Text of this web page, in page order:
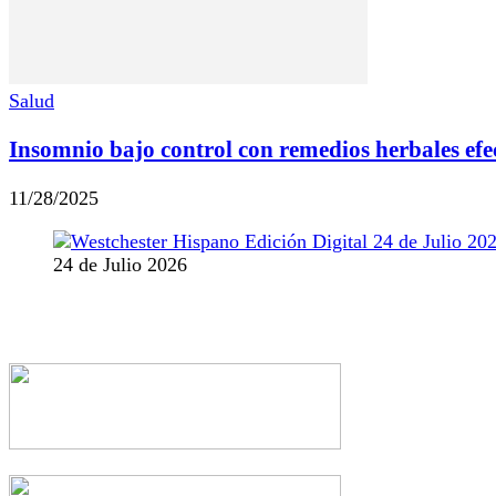
Salud
Insomnio bajo control con remedios herbales
11/28/2025
24 de Julio 2026